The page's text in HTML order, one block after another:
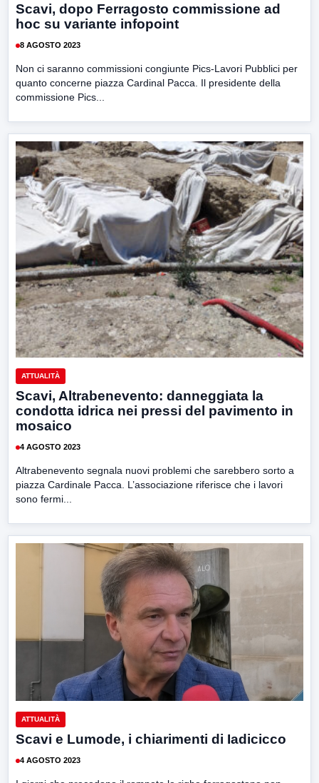
Scavi, dopo Ferragosto commissione ad
hoc su variante infopoint
8 AGOSTO 2023
Non ci saranno commissioni congiunte Pics-Lavori Pubblici per
quanto concerne piazza Cardinal Pacca. Il presidente della
commissione Pics...
ATTUALITÀ
Scavi, Altrabenevento: danneggiata la
condotta idrica nei pressi del pavimento in
mosaico
4 AGOSTO 2023
Altrabenevento segnala nuovi problemi che sarebbero sorto a
piazza Cardinale Pacca. L’associazione riferisce che i lavori
sono fermi...
ATTUALITÀ
Scavi e Lumode, i chiarimenti di Iadicicco
4 AGOSTO 2023